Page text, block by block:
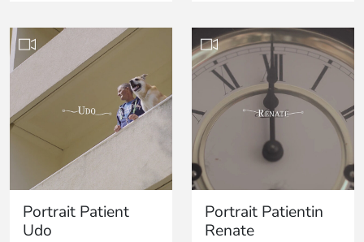
Portrait Patient
Udo
Portrait Patientin
Renate